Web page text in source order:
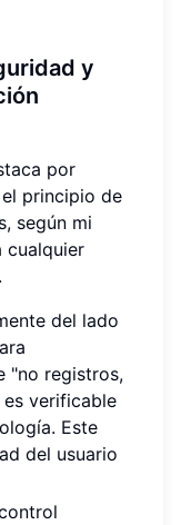
y
por
principio de
según mi
cualquier
del lado
"no registros,
es verificable
Este
del usuario